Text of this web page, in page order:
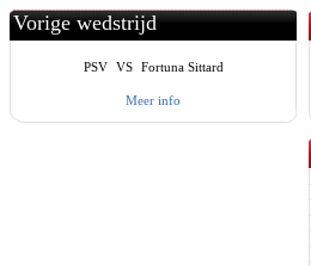
Vorige wedstrijd
PSV VS Fortuna Sittard
Meer info